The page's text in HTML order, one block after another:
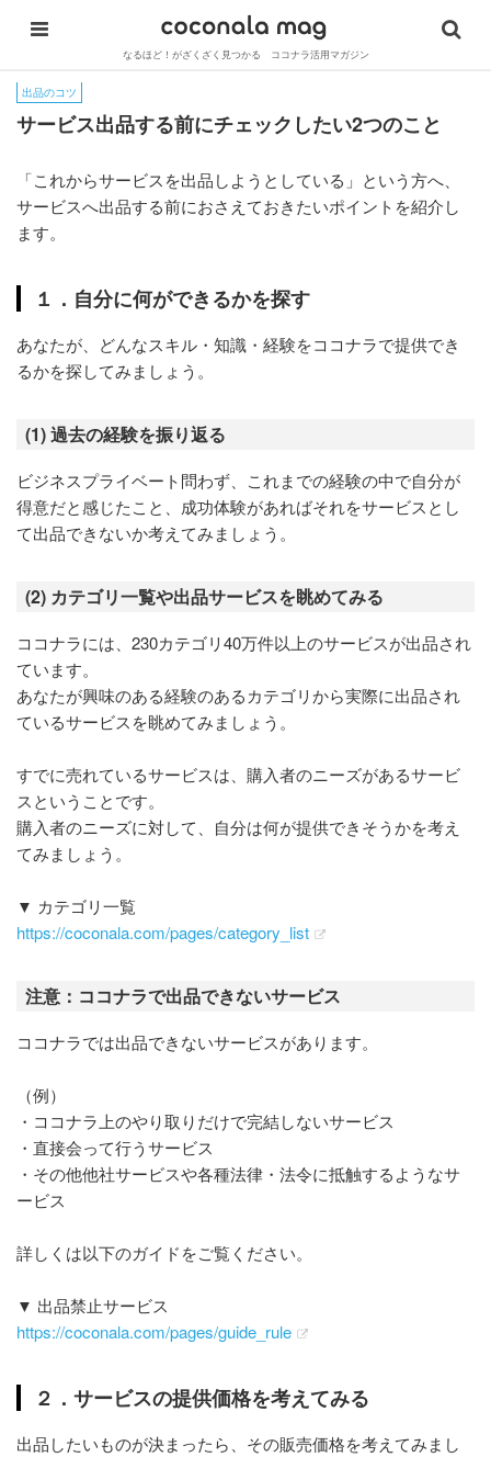
なるほど！がざくざく見つかる ココナラ活用マガジン
出品のコツ
サービス出品する前にチェックしたい2つのこと
「これからサービスを出品しようとしている」という方へ、
サービスへ出品する前におさえておきたいポイントを紹介し
ます。
１．自分に何ができるかを探す
あなたが、どんなスキル・知識・経験をココナラで提供でき
るかを探してみましょう。
(1) 過去の経験を振り返る
ビジネスプライベート問わず、これまでの経験の中で自分が
得意だと感じたこと、成功体験があればそれをサービスとし
て出品できないか考えてみましょう。
(2) カテゴリ一覧や出品サービスを眺めてみる
ココナラには、230カテゴリ40万件以上のサービスが出品され
ています。
あなたが興味のある経験のあるカテゴリから実際に出品され
ているサービスを眺めてみましょう。
すでに売れているサービスは、購入者のニーズがあるサービ
スということです。
購入者のニーズに対して、自分は何が提供できそうかを考え
てみましょう。
▼ カテゴリ一覧
https://coconala.com/pages/category_list
注意：ココナラで出品できないサービス
ココナラでは出品できないサービスがあります。
（例）
・ココナラ上のやり取りだけで完結しないサービス
・直接会って行うサービス
・その他他社サービスや各種法律・法令に抵触するようなサ
ービス
詳しくは以下のガイドをご覧ください。
▼ 出品禁止サービス
https://coconala.com/pages/guide_rule
２．サービスの提供価格を考えてみる
出品したいものが決まったら、その販売価格を考えてみまし